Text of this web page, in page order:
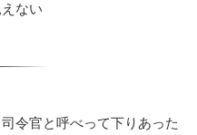
ない
令官と呼べって下りあった